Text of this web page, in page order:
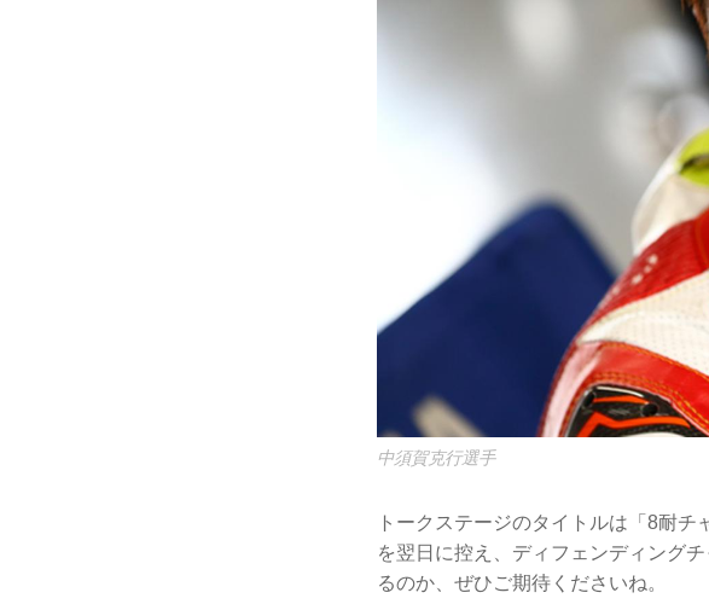
中須賀克行選手
トークステージのタイトルは「8耐
を翌日に控え、ディフェンディング
るのか、ぜひご期待くださいね。